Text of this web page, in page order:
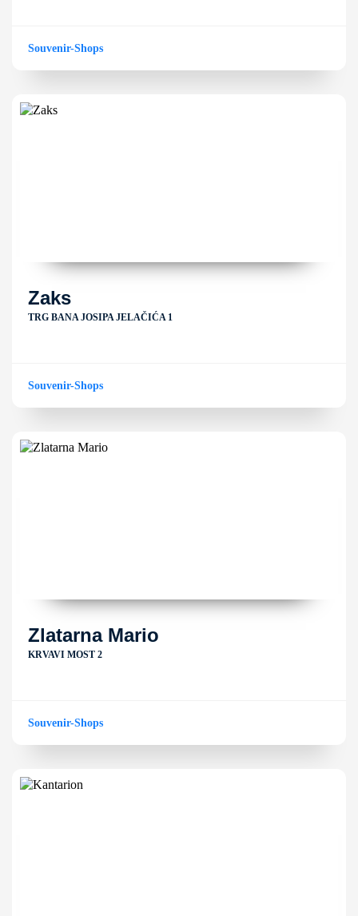
Souvenir-Shops
Zaks
TRG BANA JOSIPA JELAČIĆA 1
Souvenir-Shops
Zlatarna Mario
KRVAVI MOST 2
Souvenir-Shops